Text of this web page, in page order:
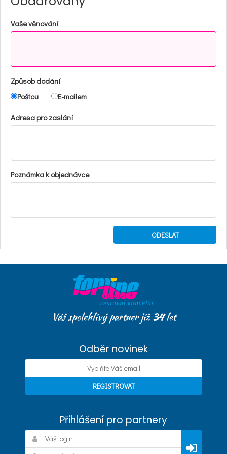
Vaše věnování
Způsob dodání
Poštou
E-mailem
Adresa pro zaslání
Poznámka k objednávce
Váš spolehlivý partner již34let
Odběr novinek
Přihlášení pro partnery